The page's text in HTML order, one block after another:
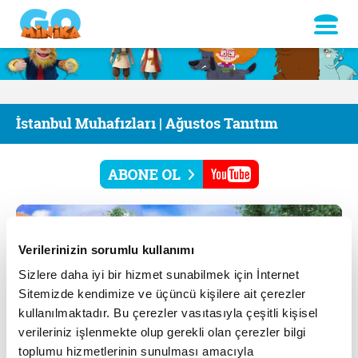
Verilerinizin sorumlu kullanımı
Sizlere daha iyi bir hizmet sunabilmek için İnternet
Sitemizde kendimize ve üçüncü kişilere ait çerezler
kullanılmaktadır. Bu çerezler vasıtasıyla çeşitli kişisel
verileriniz işlenmekte olup gerekli olan çerezler bilgi
toplumu hizmetlerinin sunulması amacıyla
İstanbul Muhafızları | Ağustos Tanıtım